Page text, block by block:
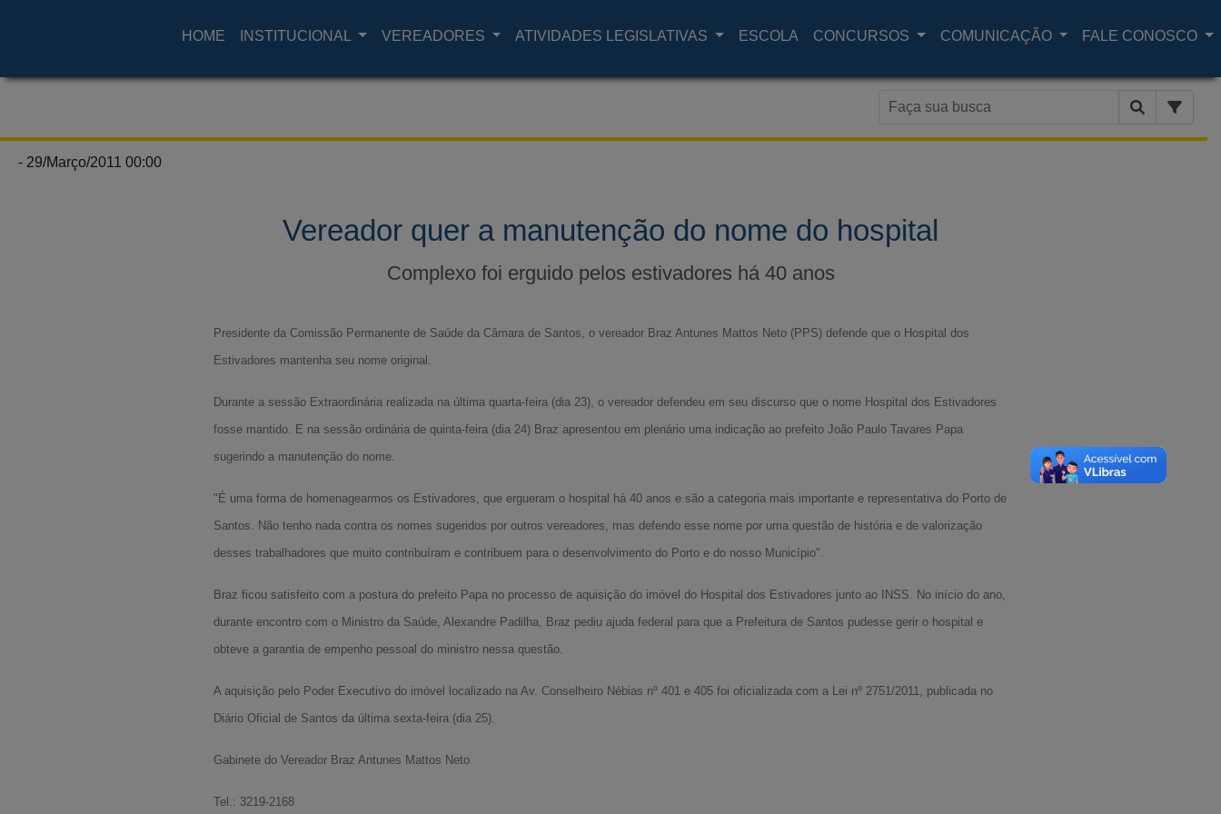
HOME INSTITUCIONAL VEREADORES ATIVIDADES LEGISLATIVAS ESCOLA CONCURSOS COMUNICAÇÃO FALE CONOSCO
- 29/Março/2011 00:00
Vereador quer a manutenção do nome do hospital
Complexo foi erguido pelos estivadores há 40 anos
Presidente da Comissão Permanente de Saúde da Câmara de Santos, o vereador Braz Antunes Mattos Neto (PPS) defende que o Hospital dos
Estivadores mantenha seu nome original.
Durante a sessão Extraordinária realizada na última quarta-feira (dia 23), o vereador defendeu em seu discurso que o nome Hospital dos Estivadores
fosse mantido. E na sessão ordinária de quinta-feira (dia 24) Braz apresentou em plenário uma indicação ao prefeito João Paulo Tavares Papa
sugerindo a manutenção do nome.
"É uma forma de homenagearmos os Estivadores, que ergueram o hospital há 40 anos e são a categoria mais importante e representativa do Porto de
Santos. Não tenho nada contra os nomes sugeridos por outros vereadores, mas defendo esse nome por uma questão de história e de valorização
desses trabalhadores que muito contribuíram e contribuem para o desenvolvimento do Porto e do nosso Município".
Braz ficou satisfeito com a postura do prefeito Papa no processo de aquisição do imóvel do Hospital dos Estivadores junto ao INSS. No início do ano,
durante encontro com o Ministro da Saúde, Alexandre Padilha, Braz pediu ajuda federal para que a Prefeitura de Santos pudesse gerir o hospital e
obteve a garantia de empenho pessoal do ministro nessa questão.
A aquisição pelo Poder Executivo do imóvel localizado na Av. Conselheiro Nébias nº 401 e 405 foi oficializada com a Lei nº 2751/2011, publicada no
Diário Oficial de Santos da última sexta-feira (dia 25).
Gabinete do Vereador Braz Antunes Mattos Neto
Tel.: 3219-2168